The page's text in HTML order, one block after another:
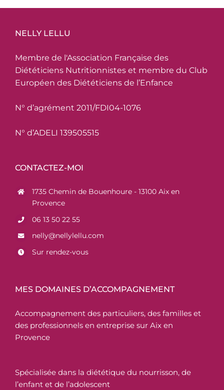
NELLY LELLU
Membre de l'Association Française des
Diététiciens Nutritionnistes et membre du Club
Européen des Diététiciens de l’Enfance
N° d’agrément 2011/FDI04-1076
N° d’ADELI 139505515
CONTACTEZ-MOI
1735 Chemin de Bouenhoure - 13100 Aix en
Provence
06 13 50 22 55
nelly@nellylellu.com
Sur rendez-vous
MES DOMAINES D’ACCOMPAGNEMENT
Accompagnement des particuliers, des familles et
des professionnels en entreprise sur Aix en
Provence
Spécialisée dans la diététique du nourrisson, de
l’enfant et de l’adolescent